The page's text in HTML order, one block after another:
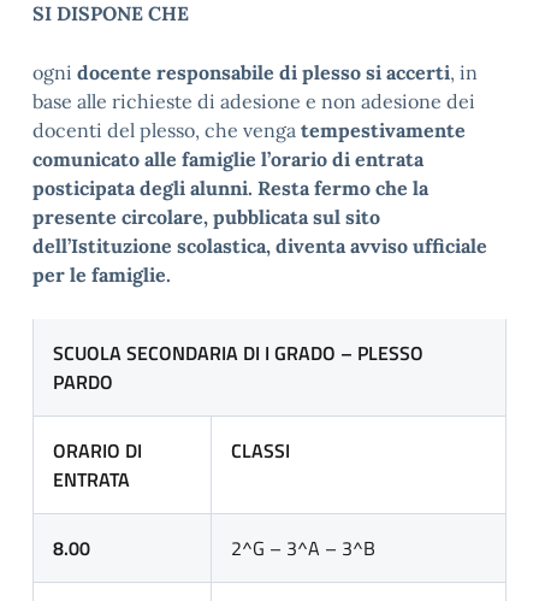
SI DISPONE CHE
ogni docente responsabile di plesso si accerti, in
base alle richieste di adesione e non adesione dei
docenti del plesso, che venga tempestivamente
comunicato alle famiglie l’orario di entrata
posticipata degli alunni. Resta fermo che la
presente circolare, pubblicata sul sito
dell’Istituzione scolastica, diventa avviso ufficiale
per le famiglie.
SCUOLA SECONDARIA DI I GRADO – PLESSO
PARDO
ORARIO DI
ENTRATA
CLASSI
8.00 2^G – 3^A – 3^B